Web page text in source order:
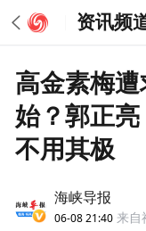
资讯频
高金素梅
始？郭正
不用其极
海峡导报
06-08 21:40 来自